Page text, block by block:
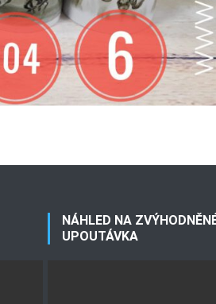
NÁHLED NA
UPOUTÁVKA